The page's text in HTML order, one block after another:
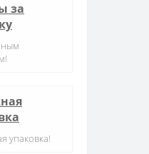
за
упаковка!